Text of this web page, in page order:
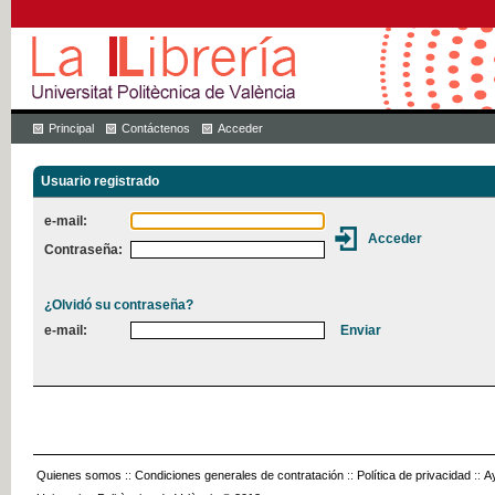
Principal Contáctenos Acceder
Usuario registrado
e-mail:
Contraseña:
¿Olvidó su contraseña?
e-mail:
Quienes somos :: Condiciones generales de contratación :: Política de privacidad ::